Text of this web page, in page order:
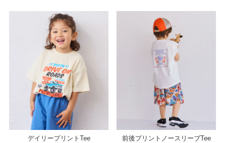
デイリープリントTee 前後プリントノースリーブTee